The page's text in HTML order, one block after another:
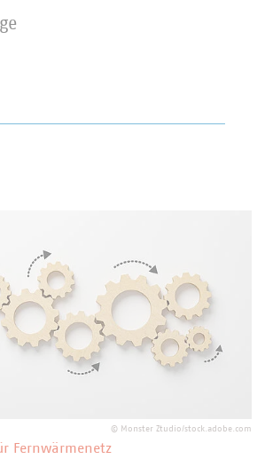
zurücksetzen
© Monster Ztudio/stock.adobe.com
Fernwärmenetz